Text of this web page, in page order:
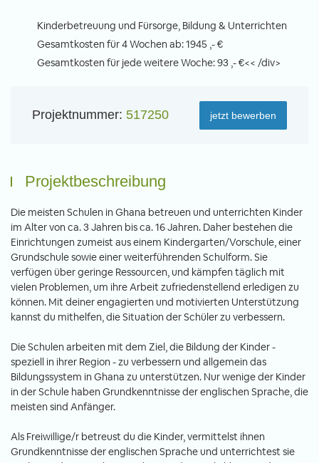
Kinderbetreuung und Fürsorge, Bildung & Unterrichten
Gesamtkosten für 4 Wochen ab: 1945 ,- €
Gesamtkosten für jede weitere Woche: 93 ,- €<< /div>
Projektnummer: 517250 jetzt bewerben
Projektbeschreibung
Die meisten Schulen in Ghana betreuen und unterrichten Kinder
im Alter von ca. 3 Jahren bis ca. 16 Jahren. Daher bestehen die
Einrichtungen zumeist aus einem Kindergarten/Vorschule, einer
Grundschule sowie einer weiterführenden Schulform. Sie
verfügen über geringe Ressourcen, und kämpfen täglich mit
vielen Problemen, um ihre Arbeit zufriedenstellend erledigen zu
können. Mit deiner engagierten und motivierten Unterstützung
kannst du mithelfen, die Situation der Schüler zu verbessern.
Die Schulen arbeiten mit dem Ziel, die Bildung der Kinder -
speziell in ihrer Region - zu verbessern und allgemein das
Bildungssystem in Ghana zu unterstützen. Nur wenige der Kinder
in der Schule haben Grundkenntnisse der englischen Sprache, die
meisten sind Anfänger.
Als Freiwillige/r betreust du die Kinder, vermittelst ihnen
Grundkenntnisse der englischen Sprache und unterrichtest sie